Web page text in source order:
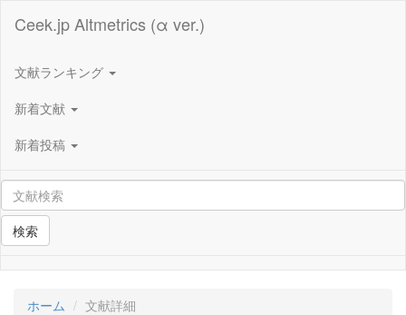
Ceek.jp Altmetrics (α ver.)
文献ランキング
新着文献
新着投稿
検索
ホーム 文献詳細